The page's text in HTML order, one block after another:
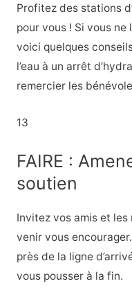
Profitez des stations
pour vous ! Si vous ne
voici quelques
l’eau à un arrêt
remercier les
13
FAIRE :
soutien
Invitez vos amis et
venir vous
près de la ligne
vous pousser à la fin.